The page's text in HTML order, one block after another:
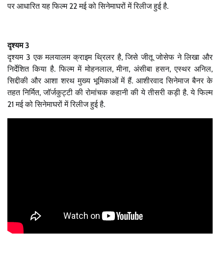
पर आधारित यह फिल्म 22 मई को सिनेमाघरों में रिलीज हुई है.
दृश्यम 3
दृश्यम 3 एक मलयालम क्राइम थ्रिलर है, जिसे जीतू जोसेफ ने लिखा और
निर्देशित किया है. फिल्म में मोहनलाल, मीना, अंसीबा हसन, एस्थर अनिल,
सिद्दीकी और आशा शरथ मुख्य भूमिकाओं में हैं. आशीरवाद सिनेमाज बैनर के
तहत निर्मित, जॉर्जकुट्टी की रोमांचक कहानी की ये तीसरी कड़ी है. ये फिल्म
21 मई को सिनेमाघरों में रिलीज हुई है.